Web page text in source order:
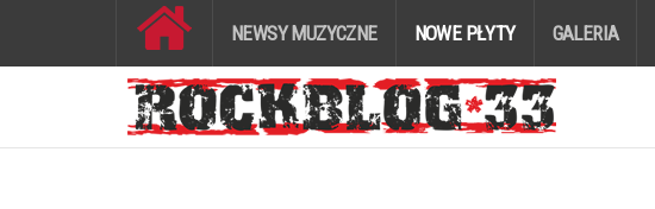
NEWSY MUZYCZNE NOWE PŁYTY GALERIA